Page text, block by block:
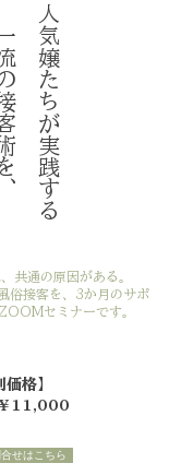
人気嬢たちが実践する
術を、
共通の原因がある。
俗接客を、3か月のサポ
セミナーです。
価格】
11,000
せはこちら